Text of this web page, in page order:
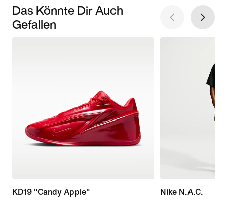
Das Könnte Dir Auch
Gefallen
KD19 "Candy Apple"
Nike N.A.C.